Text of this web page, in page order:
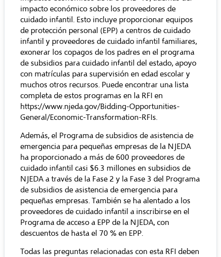
impacto económico sobre los proveedores de
cuidado infantil. Esto incluye proporcionar equipos
de protección personal (EPP) a centros de cuidado
infantil y proveedores de cuidado infantil familiares,
exonerar los copagos de los padres en el programa
de subsidios para cuidado infantil del estado, apoyo
con matrículas para supervisión en edad escolar y
muchos otros recursos. Puede encontrar una lista
completa de estos programas en la RFI en
https://www.njeda.gov/Bidding-Opportunities-
General/Economic-Transformation-RFIs.
Además, el Programa de subsidios de asistencia de
emergencia para pequeñas empresas de la NJEDA
ha proporcionado a más de 600 proveedores de
cuidado infantil casi $6.3 millones en subsidios de
NJEDA a través de la Fase 2 y la Fase 3 del Programa
de subsidios de asistencia de emergencia para
pequeñas empresas. También se ha alentado a los
proveedores de cuidado infantil a inscribirse en el
Programa de acceso a EPP de la NJEDA, con
descuentos de hasta el 70 % en EPP.
Todas las preguntas relacionadas con esta RFI deben